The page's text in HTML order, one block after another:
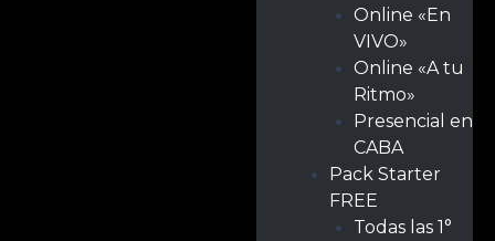
Online «En
VIVO»
Online «A tu
Ritmo»
Presencial en
CABA
Pack Starter
FREE
Todas las 1°